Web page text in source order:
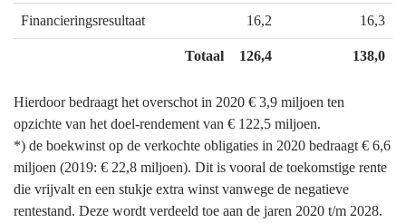
Financieringsresultaat 16,2 16,3
Totaal 126,4 138,0
Hierdoor bedraagt het overschot in 2020 € 3,9 miljoen ten
opzichte van het doel-rendement van € 122,5 miljoen.
*) de boekwinst op de verkochte obligaties in 2020 bedraagt € 6,6
miljoen (2019: € 22,8 miljoen). Dit is vooral de toekomstige rente
die vrijvalt en een stukje extra winst vanwege de negatieve
rentestand. Deze wordt verdeeld toe aan de jaren 2020 t/m 2028.